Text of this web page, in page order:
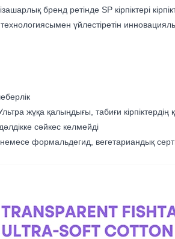
бренд ретінде SP кірпіктері
үйлестіретін
жұқа қалыңдығы, табиғи
сәйкес келмейді
формальдегид, вегетариандық